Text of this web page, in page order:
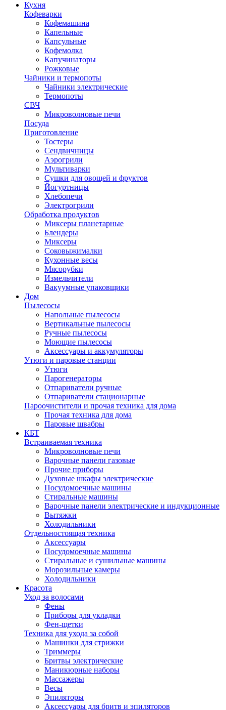
Кухня
Кофеварки
Кофемашина
Капельные
Капсульные
Кофемолка
Капучинаторы
Рожковые
Чайники и термопоты
Чайники электрические
Термопоты
СВЧ
Микроволновые печи
Посуда
Приготовление
Тостеры
Сендвичницы
Аэрогрили
Мультиварки
Сушки для овощей и фруктов
Йогуртницы
Хлебопечи
Электрогрили
Обработка продуктов
Миксеры планетарные
Блендеры
Миксеры
Соковыжималки
Кухонные весы
Мясорубки
Измельчители
Вакуумные упаковщики
Дом
Пылесосы
Напольные пылесосы
Вертикальные пылесосы
Ручные пылесосы
Моющие пылесосы
Аксессуары и аккумуляторы
Утюги и паровые станции
Утюги
Парогенераторы
Отпариватели ручные
Отпариватели стационарные
Пароочистители и прочая техника для дома
Прочая техника для дома
Паровые швабры
КБТ
Встраиваемая техника
Микроволновые печи
Варочные панели газовые
Прочие приборы
Духовые шкафы электрические
Посудомоечные машины
Стиральные машины
Варочные панели электрические и индукционные
Вытяжки
Холодильники
Отдельностоящая техника
Аксессуары
Посудомоечные машины
Стиральные и сушильные машины
Морозильные камеры
Холодильники
Красота
Уход за волосами
Фены
Приборы для укладки
Фен-щетки
Техника для ухода за собой
Машинки для стрижки
Триммеры
Бритвы электрические
Маникюрные наборы
Массажеры
Весы
Эпиляторы
Аксессуары для бритв и эпиляторов